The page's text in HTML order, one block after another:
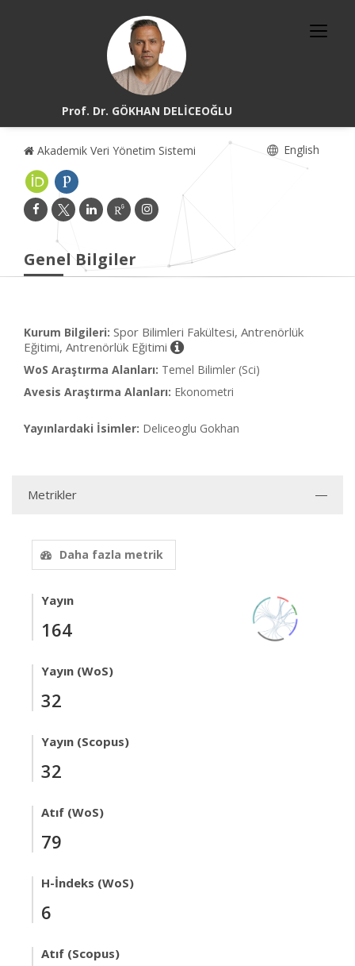
Prof. Dr. GÖKHAN DELİCEOĞLU
Akademik Veri Yönetim Sistemi English
Genel Bilgiler
Kurum Bilgileri: Spor Bilimleri Fakültesi, Antrenörlük
Eğitimi, Antrenörlük Eğitimi
WoS Araştırma Alanları: Temel Bilimler (Sci)
Avesis Araştırma Alanları: Ekonometri
Yayınlardaki İsimler: Deliceoglu Gokhan
Metrikler
Daha fazla metrik
Yayın
164
Yayın (WoS)
32
Yayın (Scopus)
32
Atıf (WoS)
79
H-İndeks (WoS)
6
Atıf (Scopus)